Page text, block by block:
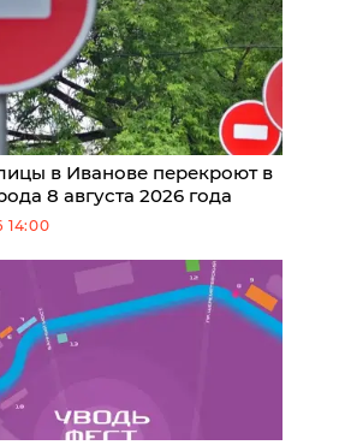
в Иванове перекроют в
8 августа 2026 года
14:00